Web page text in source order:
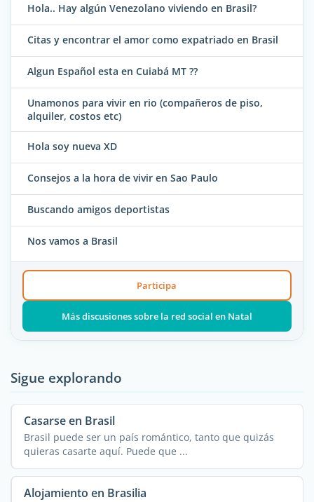
Hola.. Hay algún Venezolano viviendo en Brasil?
Citas y encontrar el amor como expatriado en Brasil
Algun Español esta en Cuiabá MT ??
Unamonos para vivir en rio (compañeros de piso,
alquiler, costos etc)
Hola soy nueva XD
Consejos a la hora de vivir en Sao Paulo
Buscando amigos deportistas
Nos vamos a Brasil
Participa
Más discusiones sobre la red social en Natal
Sigue explorando
Casarse en Brasil
Brasil puede ser un país romántico, tanto que quizás
quieras casarte aquí. Puede que ...
Alojamiento en Brasilia